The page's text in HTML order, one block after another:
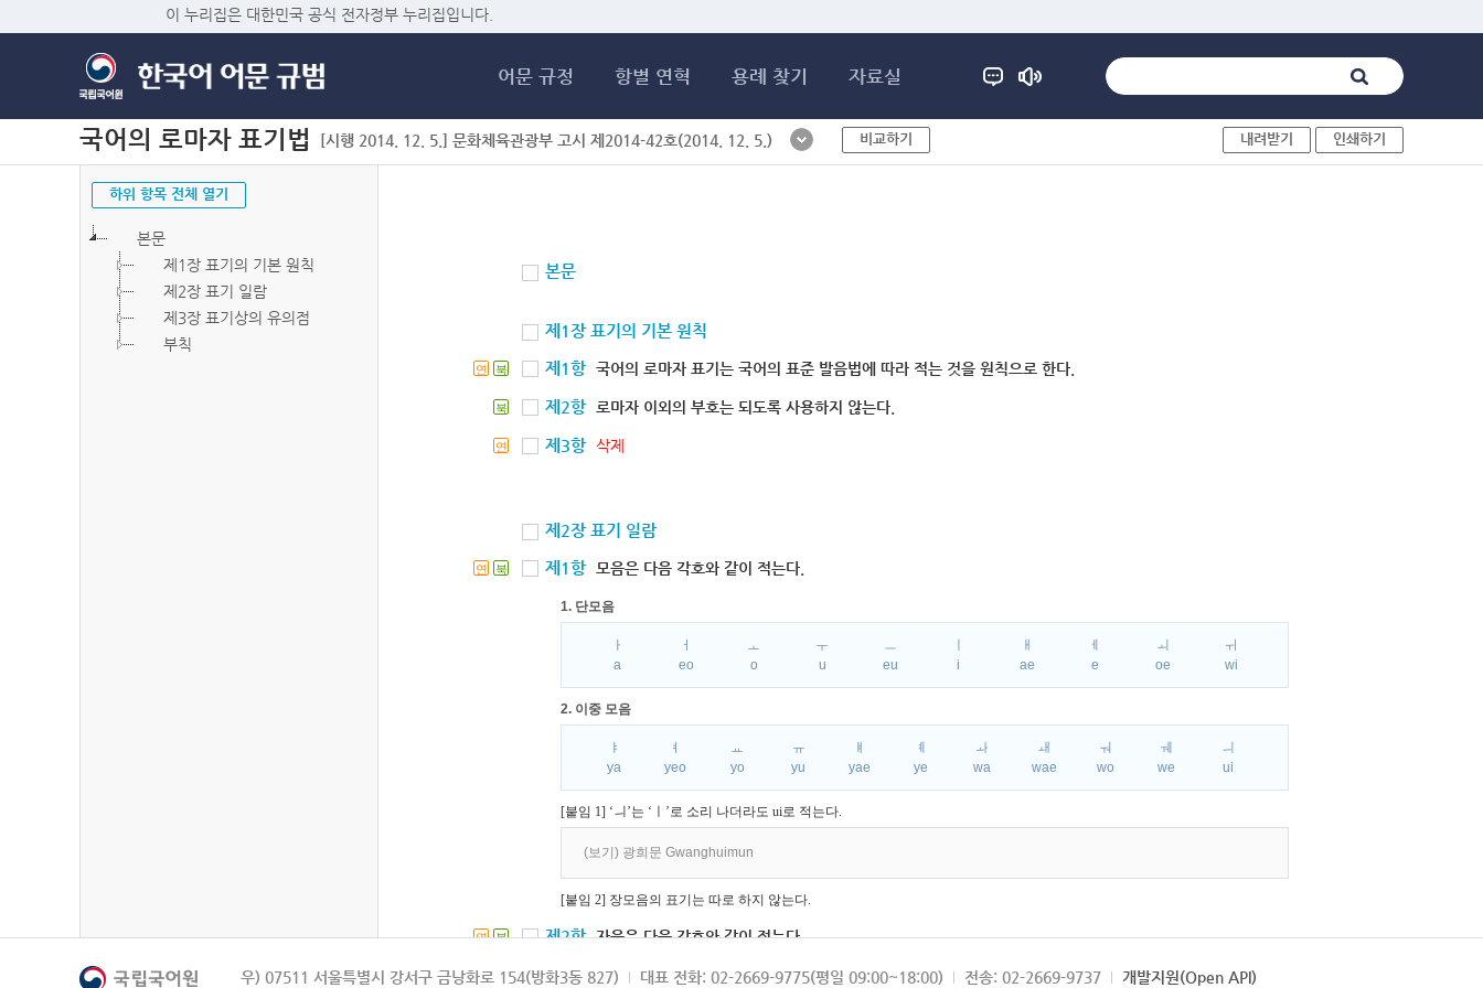
이 누리집은 대한민국 공식 전자정부 누리집입니다.
어문 규정 항별 연혁 용례 찾기 자료실
국어의 로마자 표기법 [시행 2014. 12. 5.] 문화체육관광부 고시 제2014-42호(2014. 12. 5.) 비교하기 내려받기 인쇄하기
하위 항목 전체 열기
본문
제1장 표기의 기본 원칙
제2장 표기 일람
제3장 표기상의 유의점
부칙
본문
제1장 표기의 기본 원칙
연 북 제1항 국어의 로마자 표기는 국어의 표준 발음법에 따라 적는 것을 원칙으로 한다.
북 제2항 로마자 이외의 부호는 되도록 사용하지 않는다.
연 제3항 삭제
제2장 표기 일람
연 북 제1항 모음은 다음 각호와 같이 적는다.
1. 단모음
ㅏ
a
ㅓ
eo
ㅗ
o
ㅜ
u
ㅡ
eu
i
ㅐ
ae
ㅔ
e
ㅚ
oe
ㅟ
wi
2. 이중 모음
ㅑ
ya
ㅕ
yeo
ㅛ
yo
ㅠ
yu
ㅒ
yae
ㅖ
ye
ㅘ
wa
ㅙ
wae
ㅝ
wo
ㅞ
we
ㅢ
ui
[붙임 1] ‘ㅢ’는 ‘ㅣ’로 소리 나더라도 ui로 적는다.
(보기) 광희문 Gwanghuimun
[붙임 2] 장모음의 표기는 따로 하지 않는다.
연 북 제2항 자음은 다음 각호와 같이 적는다.
1. 파열음
우) 07511 서울특별시 강서구 금낭화로 154(방화3동 827) 대표 전화: 02-2669-9775(평일 09:00~18:00) 전송: 02-2669-9737 개발지원(Open API)